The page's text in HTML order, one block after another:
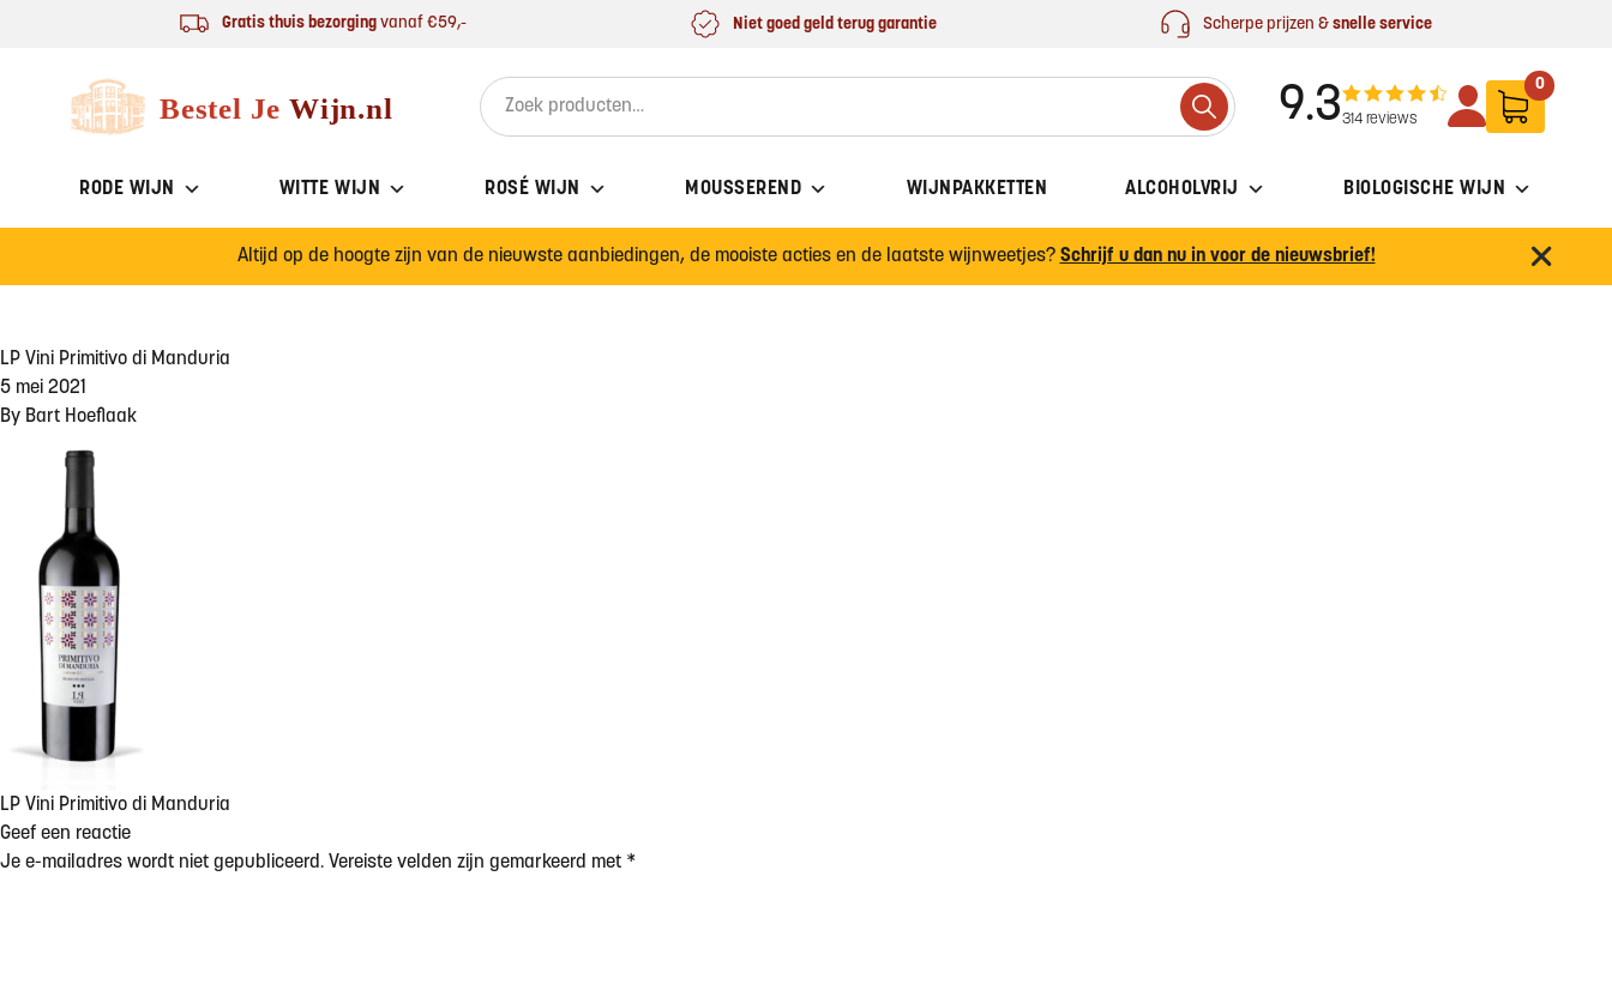
Gratis thuis bezorgingvanaf €59,- Niet goed geld terug garantie Scherpe prijzen &snelle service
Bestel Je Wijn
Search for:
Search
9.3314 reviews
0
RODE WIJN WITTE WIJN ROSÉ WIJN MOUSSEREND WIJNPAKKETTEN ALCOHOLVRIJ BIOLOGISCHE WIJN
Altijd op de hoogte zijn van de nieuwste aanbiedingen, de mooiste acties en de laatste wijnweetjes? Schrijf u dan nu in voor de nieuwsbrief!
LP Vini Primitivo di Manduria
5 mei 2021
By Bart Hoeflaak
LP Vini Primitivo di Manduria
Geef een reactie
Je e-mailadres wordt niet gepubliceerd. Vereiste velden zijn gemarkeerd met *